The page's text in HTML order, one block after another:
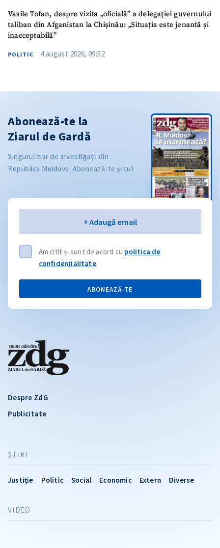
Vasile Tofan, despre vizita „oficială” a delegației guvernului
taliban din Afganistan la Chișinău: „Situația este jenantă și
inacceptabilă”
POLITIC 4 august 2026, 09:52
Despre ZdG
Publicitate
ŞTIRI
Justiție Politic Social Economic Extern Diverse
VIDEO
Abonează-te la
Ziarul de Gardă
Singurul ziar de investigații din
Republica Moldova. Abonează-te și tu!
+ Adaugă email
Am citit și sunt de acord cu politica de
confidențialitate.
ABONEAZĂ-TE